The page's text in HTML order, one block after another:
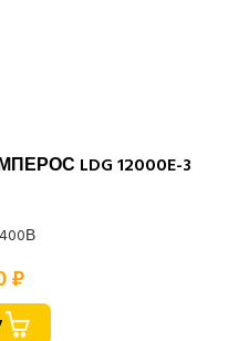
LDG 12000E-3
₽